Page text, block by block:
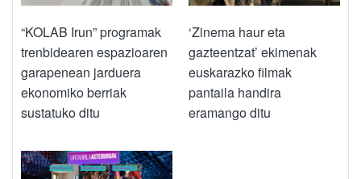
“KOLAB Irun” programak
trenbidearen espazioaren
garapenean jarduera
ekonomiko berriak
sustatuko ditu
‘Zinema haur eta
gazteentzat’ ekimenak
euskarazko filmak
pantaila handira
eramango ditu